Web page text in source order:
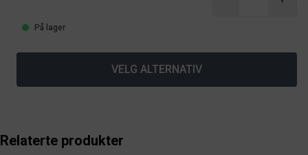
På lager
VELG ALTERNATIV
Relaterte produkter